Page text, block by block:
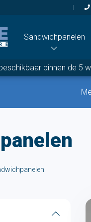
Sandwichpanelen
Schroeven en
binnen de 5